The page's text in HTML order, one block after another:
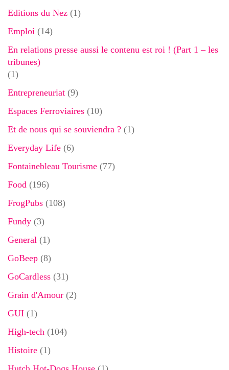
Editions du Nez (1)
Emploi (14)
En relations presse aussi le contenu est roi ! (Part 1 – les
tribunes)
(1)
Entrepreneuriat (9)
Espaces Ferroviaires (10)
Et de nous qui se souviendra ? (1)
Everyday Life (6)
Fontainebleau Tourisme (77)
Food (196)
FrogPubs (108)
Fundy (3)
General (1)
GoBeep (8)
GoCardless (31)
Grain d'Amour (2)
GUI (1)
High-tech (104)
Histoire (1)